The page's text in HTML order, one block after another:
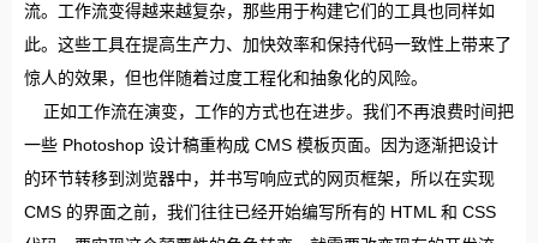
流。工作流变得越来越复杂，那些用于构建它们的工具也同样如
此。这些工具在提高生产力、加快效率和保持代码一致性上带来了
惊人的效果，但也伴随着过度工程化和抽象化的风险。
正如工作流在演变，工作的方式也在进步。我们不再浪费时间把
一些 Photoshop 设计稿重构成 CMS 模板页面。因为逐渐把设计
的环节转移到浏览器中，并书写响应式的网页框架，所以在实现
CMS 的界面之前，我们往往已经开始编写所有的 HTML 和 CSS